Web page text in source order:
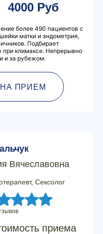
4000 Руб
более 490 пациентов с
матки и эндометрия,
Подбирает
при климаксе. Непрерывно
и за рубежом.
ПРИЕМ
Вячеславовна
Сексолог
приема